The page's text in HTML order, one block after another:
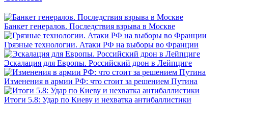
Банкет генералов. Последствия взрыва в Москве
Грязные технологии. Атаки РФ на выборы во Франции
Эскалация для Европы. Российский дрон в Лейпциге
Изменения в армии РФ: что стоит за решением Путина
Итоги 5.8: Удар по Киеву и нехватка антибаллистики